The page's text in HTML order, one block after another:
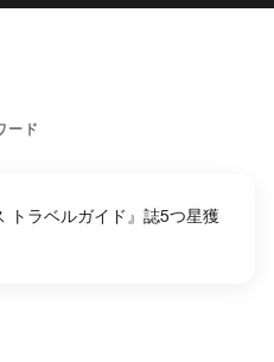
ード
トラベルガイド』誌5つ星獲